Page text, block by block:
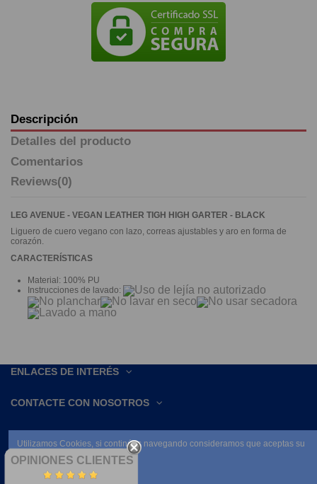
Descripción
Detalles del producto
Comentarios
Reviews(0)
LEG AVENUE - VEGAN LEATHER TIGH HIGH GARTER - BLACK
Liguero de cuero vegano con lazo, correas ajustables y aro en forma de
corazón.
CARACTERÍSTICAS
Material: 100% PU
Instrucciones de lavado:
ENLACES DE INTERÉS
CONTACTE CON NOSOTROS
OPINIONES CLIENTES
Utilizamos Cookies, si continúas navegando consideramos que aceptas su
uso.
Leer condiciones